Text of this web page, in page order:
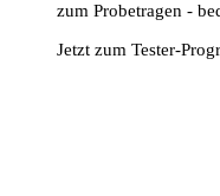
zum Probetragen -
Jetzt zum Tester-